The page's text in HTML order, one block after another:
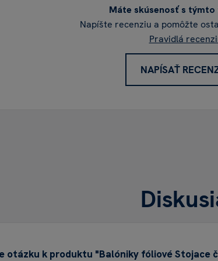
Máte skúsenosť s týmto
Napíšte recenziu a pomôžte
Pravidlá
NAPÍSAŤ
otázku k produktu "Balóniky fóliové Stojace